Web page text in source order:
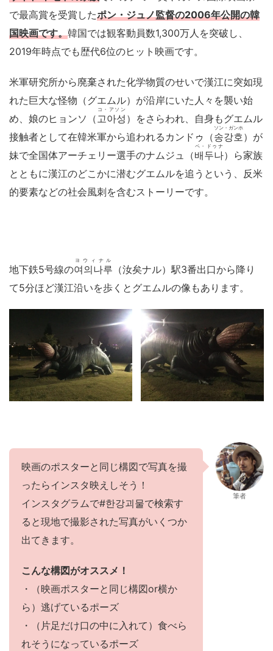
で最高賞を受賞したポン・ジュノ監督の2006年公開の韓
国映画です。韓国では観客動員数1,300万人を突破し、
2019年時点でも歴代6位のヒット映画です。
米軍研究所から廃棄された化学物質のせいで漢江に突如現
れた巨大な怪物（グエムル）が沿岸にいた人々を襲い始
め、娘のヒョンソ（고아성
コ・アソン
）をさらわれ、自身もグエムル
接触者として在韓米軍から追われるカンドゥ（송강호
ソン・ガンホ
）が
妹で全国体アーチェリー選手のナムジュ（배두나
ペ・ドゥナ
）ら家族
とともに漢江のどこかに潜むグエムルを追うという、反米
的要素などの社会風刺を含むストーリーです。
地下鉄5号線の여의나루
ヨウィナル
（汝矣ナル）駅3番出口から降り
て5分ほど漢江沿いを歩くとグエムルの像もあります。
映画のポスターと同じ構図で写真を撮
ったらインスタ映えしそう！
インスタグラムで#한강괴물で検索す
ると現地で撮影された写真がいくつか
出てきます。
こんな構図がオススメ！
・（映画ポスターと同じ構図or横か
ら）逃げているポーズ
・（片足だけ口の中に入れて）食べら
れそうになっているポーズ
筆者